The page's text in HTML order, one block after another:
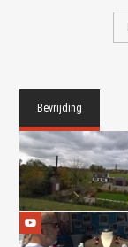
Bevrijding